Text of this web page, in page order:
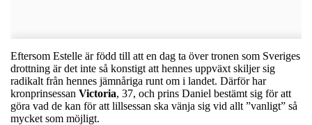
Eftersom Estelle är född till att en dag ta över tronen som Sveriges
drottning är det inte så konstigt att hennes uppväxt skiljer sig
radikalt från hennes jämnåriga runt om i landet. Därför har
kronprinsessan Victoria, 37, och prins Daniel bestämt sig för att
göra vad de kan för att lillsessan ska vänja sig vid allt ”vanligt” så
mycket som möjligt.